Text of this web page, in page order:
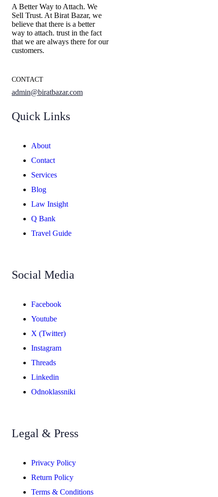
A Better Way to Attach. We
Sell Trust. At Birat Bazar, we
believe that there is a better
way to attach. trust in the fact
that we are always there for our
customers.
CONTACT
admin@biratbazar.com
Quick Links
About
Contact
Services
Blog
Law Insight
Q Bank
Travel Guide
Social Media
Facebook
Youtube
X (Twitter)
Instagram
Threads
Linkedin
Odnoklassniki
Legal & Press
Privacy Policy
Return Policy
Terms & Conditions